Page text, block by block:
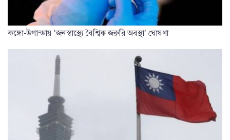
কঙ্গো-উগান্ডায় ‘জনস্বাস্থ্যে বৈশ্বিক জরুরি অবস্থা’ ঘোষণা